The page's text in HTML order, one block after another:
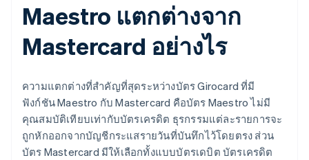
Maestro แตกต่างจาก
Mastercard อย่างไร
ความแตกต่างที่สำคัญที่สุดระหว่างบัตร Girocard ที่มี
ฟังก์ชัน Maestro กับ Mastercard คือบัตร Maestro ไม่มี
คุณสมบัติเทียบเท่ากับบัตรเครดิต ธุรกรรมแต่ละรายการจะ
ถูกหักออกจากบัญชีกระแสรายวันที่บันทึกไว้โดยตรง ส่วน
บัตร Mastercard มีให้เลือกทั้งแบบบัตรเดบิต บัตรเครดิต
กรีซ
English